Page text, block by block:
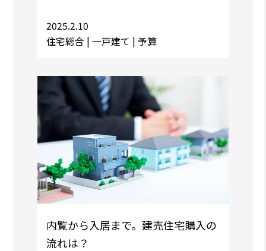
2025.2.10
住宅総合 | 一戸建て | 予算
内覧から入居まで。建売住宅購入の
流れは？